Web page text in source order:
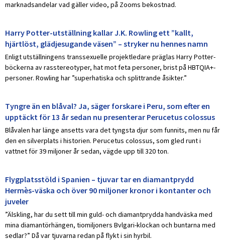
marknadsandelar vad gäller video, på Zooms bekostnad.
Harry Potter-utställning kallar J.K. Rowling ett ”kallt,
hjärtlöst, glädjesugande väsen” – stryker nu hennes namn
Enligt utställningens transsexuelle projektledare präglas Harry Potter-
böckerna av rasstereotyper, hat mot feta personer, brist på HBTQIA+-
personer. Rowling har ”superhatiska och splittrande åsikter.”
Tyngre än en blåval? Ja, säger forskare i Peru, som efter en
upptäckt för 13 år sedan nu presenterar Perucetus colossus
Blåvalen har länge ansetts vara det tyngsta djur som funnits, men nu får
den en silverplats i historien. Perucetus colossus, som gled runt i
vattnet för 39 miljoner år sedan, vägde upp till 320 ton.
Flygplatsstöld i Spanien – tjuvar tar en diamantprydd
Hermès-väska och över 90 miljoner kronor i kontanter och
juveler
”Älskling, har du sett till min guld- och diamantprydda handväska med
mina diamantörhängen, tiomiljoners Bvlgari-klockan och buntarna med
sedlar?” Då var tjuvarna redan på flykt i sin hyrbil.